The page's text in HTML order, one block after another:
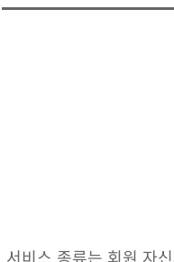
서비스 종류는 회원 자